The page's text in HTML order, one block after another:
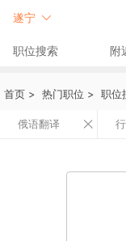
遂宁
职位搜索 附
首页 > 热门职位 > 职位
俄语翻译